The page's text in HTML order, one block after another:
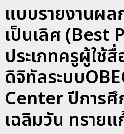
แบบรายงานผ
เป็นเลิศ (Best
ประเภทครูผู้ใช้
ดิจิทัลระบบ
Center ปีการศึ
เฉลิมวัน ทรายแ